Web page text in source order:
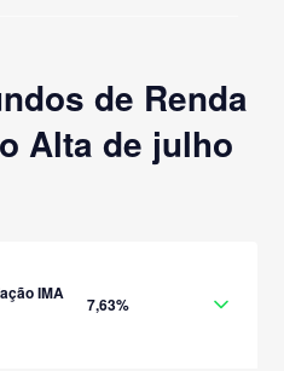
de Renda
Alta de julho
IMA
7,63%